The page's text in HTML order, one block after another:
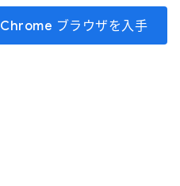
Chrome ブラウザを入手